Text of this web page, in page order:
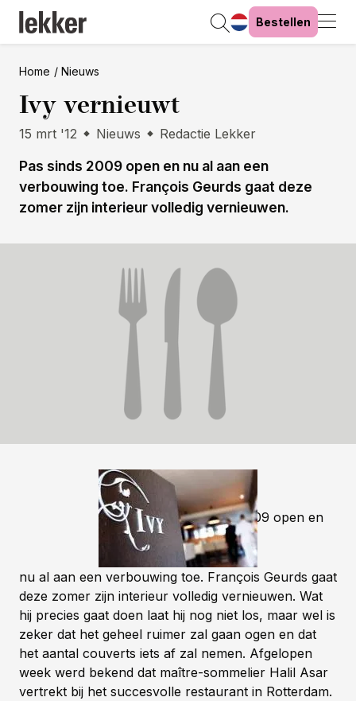
Bestellen
Home Nieuws
Ivy vernieuwt
15 mrt '12 Nieuws Redactie Lekker
Pas sinds 2009 open en nu al aan een
verbouwing toe. François Geurds gaat deze
zomer zijn interieur volledig vernieuwen.
Pas sinds 2009 open en
nu al aan een verbouwing toe. François Geurds gaat
deze zomer zijn interieur volledig vernieuwen. Wat
hij precies gaat doen laat hij nog niet los, maar wel is
zeker dat het geheel ruimer zal gaan ogen en dat
het aantal couverts iets af zal nemen. Afgelopen
week werd bekend dat maître-sommelier Halil Asar
vertrekt bij het succesvolle restaurant in Rotterdam.